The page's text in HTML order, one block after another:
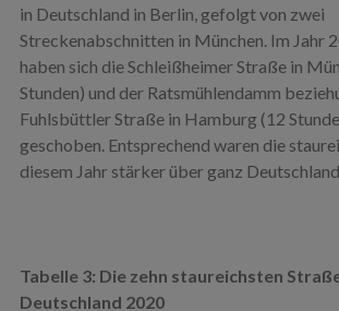
in Deutschland in Berlin, gefolgt von zwei
Streckenabschnitten in München. Im Jahr
haben sich die Schleißheimer Straße in
Stunden) und der Ratsmühlendamm
Fuhlsbüttler Straße in Hamburg (12
geschoben. Entsprechend waren die
diesem Jahr stärker über ganz
Tabelle 3: Die zehn staureichsten
Deutschland 2020